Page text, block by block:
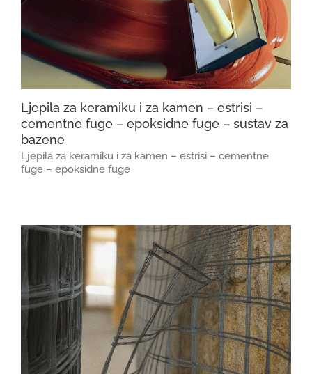
Ljepila za keramiku i za kamen – estrisi –
cementne fuge – epoksidne fuge – sustav za
bazene
Ljepila za keramiku i za kamen – estrisi – cementne
fuge – epoksidne fuge